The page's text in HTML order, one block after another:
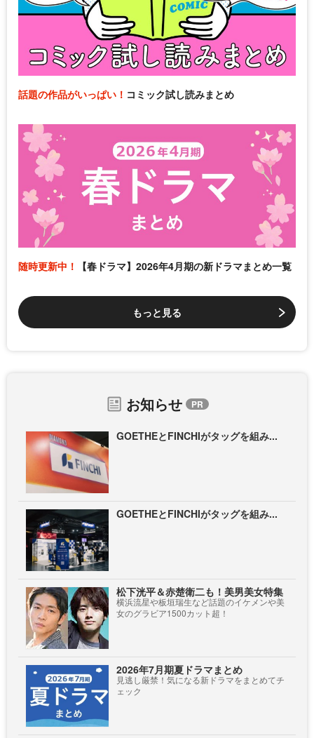
話題の作品がいっぱい！ コミック試し読みまとめ
随時更新中！ 【春ドラマ】2026年4月期の新ドラマまとめ一覧
もっと見る
お知らせ
GOETHEとFINCHIがタッグを組み...
GOETHEとFINCHIがタッグを組み...
松下洸平＆赤楚衛二も！美男美女特集
横浜流星や板垣瑞生など話題のイケメンや美
女のグラビア1500カット超！
2026年7月期夏ドラマまとめ
見逃し厳禁！気になる新ドラマをまとめてチ
ェック